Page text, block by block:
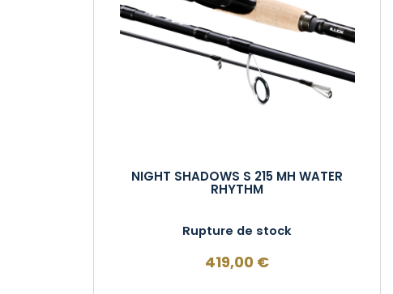
NIGHT SHADOWS S 215 MH WATER
RHYTHM
Rupture de stock
419,00 €